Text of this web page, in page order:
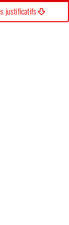
justificatifs